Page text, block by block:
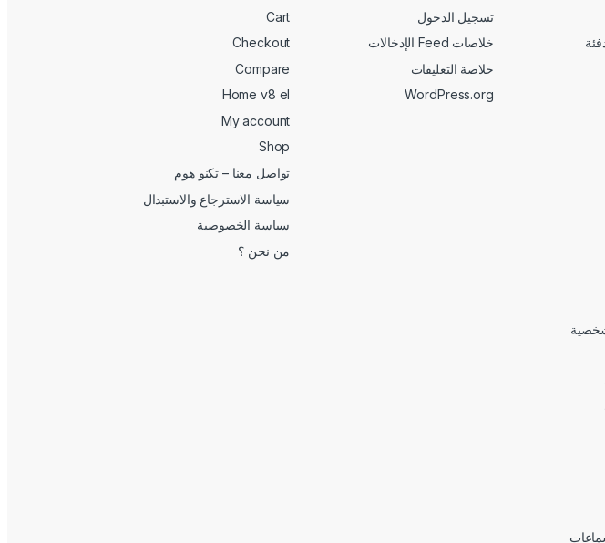
تسجيل الدخول
خلاصات Feed الإدخالات
خلاصة التعليقات
WordPress.org
Cart
Checkout
Compare
Home v8 el
My account
Shop
تواصل معنا – تكنو هوم
سياسة الاسترجاع والاستبدال
سياسة الخصوصية
من نحن ؟